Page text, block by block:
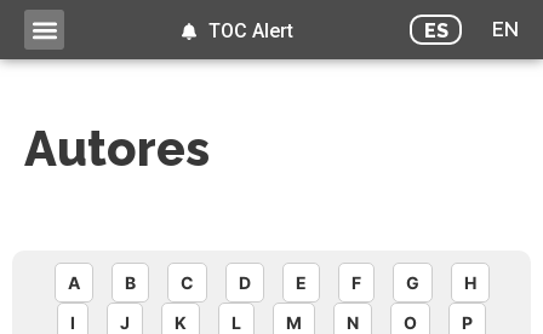
ES EN
TOC Alert
Autores
A B C D E F G
H
I
J K L M N O
P